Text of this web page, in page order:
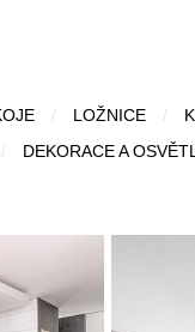
/ LOŽNICE /
/ DEKORACE A